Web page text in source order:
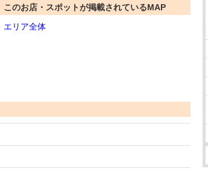
このお店・スポットが掲載されているMAP
エリア全体